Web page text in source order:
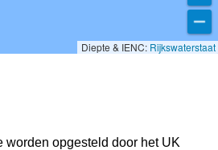
Diepte & IENC: Rijkswaterstaat
opgesteld door het UK